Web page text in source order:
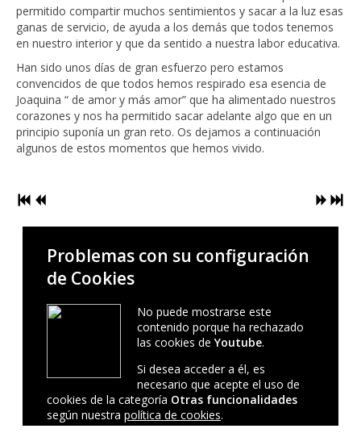
permitido compartir muchos sentimientos y sacar a la luz esas
ganas de servicio, de ayuda a los demás que todos tenemos
en nuestro interior y que da sentido a nuestra labor educativa.
Han sido unos días de gran esfuerzo pero estamos
convencidos de que todos hemos respirado esa esencia de
Joaquina “ de amor y más amor” que ha alimentado nuestros
corazones y nos ha permitido sacar adelante algo que en un
principio suponía un gran reto. Os dejamos a continuación
algunos de estos momentos que hemos vivido.